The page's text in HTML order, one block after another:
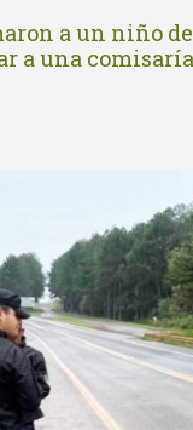
a un niño
a una